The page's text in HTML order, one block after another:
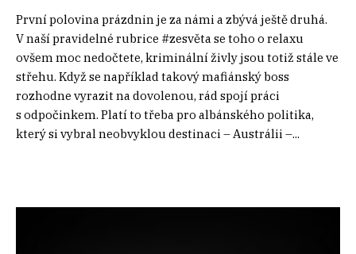
První polovina prázdnin je za námi a zbývá ještě druhá.
V naší pravidelné rubrice #zesvěta se toho o relaxu
ovšem moc nedočtete, kriminální živly jsou totiž stále ve
střehu. Když se například takový mafiánský boss
rozhodne vyrazit na dovolenou, rád spojí práci
s odpočinkem. Platí to třeba pro albánského politika,
který si vybral neobvyklou destinaci – Austrálii –...